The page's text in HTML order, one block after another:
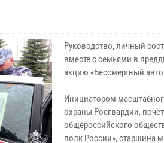
Руководство, личный
вместе с семьями в
акцию «Бессмертный
Инициатором
охраны Росгвардии,
общероссийского
полк России», старшина